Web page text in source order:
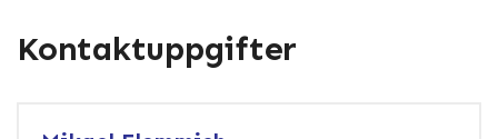
Kontaktuppgifter